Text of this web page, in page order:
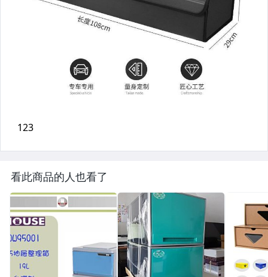
看此商品的人也看了